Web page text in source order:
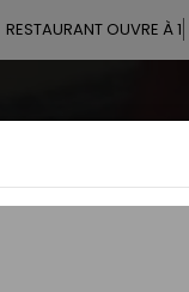
RESTAURANT OUVRE À 18:00